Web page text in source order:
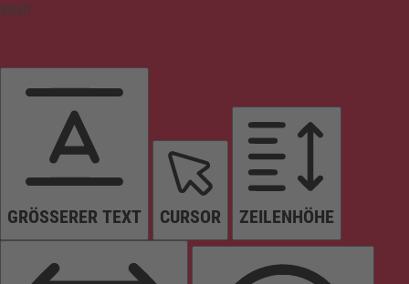
Inhalt
GRÖSSERER TEXT CURSOR ZEILENHÖHE